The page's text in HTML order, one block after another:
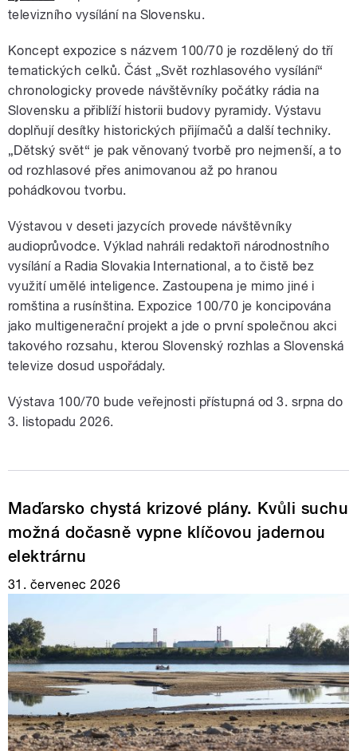
televizního vysílání na Slovensku.
Koncept expozice s názvem 100/70 je rozdělený do tří
tematických celků. Část „Svět rozhlasového vysílání“
chronologicky provede návštěvníky počátky rádia na
Slovensku a přiblíží historii budovy pyramidy. Výstavu
doplňují desítky historických přijímačů a další techniky.
„Dětský svět“ je pak věnovaný tvorbě pro nejmenší, a to
od rozhlasové přes animovanou až po hranou
pohádkovou tvorbu.
Výstavou v deseti jazycích provede návštěvníky
audioprůvodce. Výklad nahráli redaktoři národnostního
vysílání a Radia Slovakia International, a to čistě bez
využití umělé inteligence. Zastoupena je mimo jiné i
romština a rusínština. Expozice 100/70 je koncipována
jako multigenerační projekt a jde o první společnou akci
takového rozsahu, kterou Slovenský rozhlas a Slovenská
televize dosud uspořádaly.
Výstava 100/70 bude veřejnosti přístupná od 3. srpna do
3. listopadu 2026.
Maďarsko chystá krizové plány. Kvůli suchu
možná dočasně vypne klíčovou jadernou
elektrárnu
31. červenec 2026